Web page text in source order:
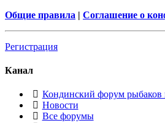
Общие правила | Соглашение о
Регистрация
Канал
Кондинский форум рыбаков
Новости
Все форумы